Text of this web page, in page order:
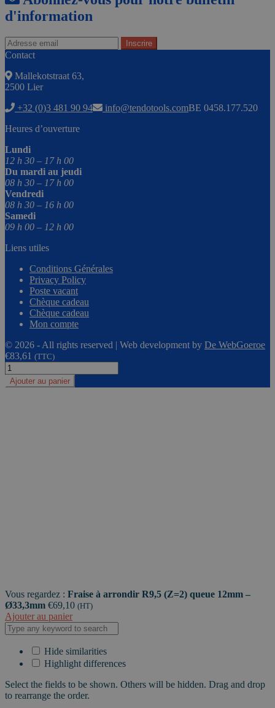
d'information
Contact
Mallekotstraat 63,
2500 Lier
+32 (0)3 481 90 94
info@tendotools.comBE 0458.177.520
Heures d’ouverture
Lundi
12 h 30 – 17 h 00
Du mardi au jeudi
08 h 30 – 17 h 00
Vendredi
08 h 30 – 16 h 00
Samedi
09 h 00 – 12 h 00
Liens utiles
Conditions Générales
Privacy Policy
Poste vacant
Chèque cadeau
Chèque cadeau
Mon compte
© 2026 - All rights reserved | Web development by De WebGoeroe
€83,61 (TTC)
quantité
de
Fraise
Ajouter au panier
Vous regardez : Fraise à arrondir R9,5 (Z=2) queue 12mm –
Ø33,3mm €69,10 (HT)
Ajouter au panier
Hide similarities
Highlight differences
Select the fields to be shown. Others will be hidden. Drag and drop
to rearrange the order.